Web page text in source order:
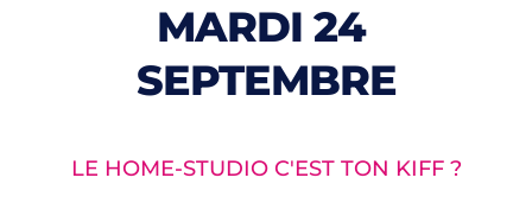
MARDI 24
SEPTEMBRE
LE HOME-STUDIO C'EST TON KIFF ?